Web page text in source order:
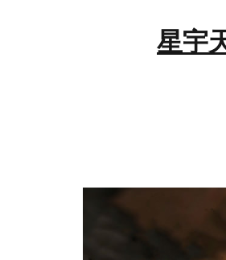
星宇